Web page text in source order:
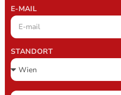
E-MAIL
STANDORT